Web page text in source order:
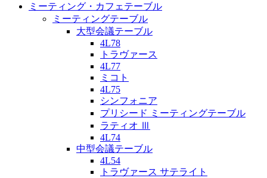
ミーティング・カフェテーブル
ミーティングテーブル
大型会議テーブル
4L78
トラヴァース
4L77
ミコト
4L75
シンフォニア
プリシード ミーティングテーブル
ラティオ Ⅲ
4L74
中型会議テーブル
4L54
トラヴァース サテライト